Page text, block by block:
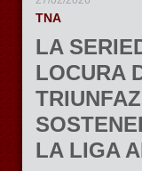
TNA
LA
LOCURA
LA LIGA